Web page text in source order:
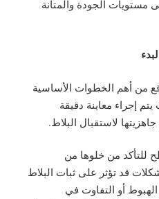
الجودة والمتانة
من أهم الخطوات الأساسية
إجراء معاينة دقيقة
لاستقبال البلاط.
للتأكد من خلوها من
قد تؤثر على ثبات البلاط
أو التفاوت في